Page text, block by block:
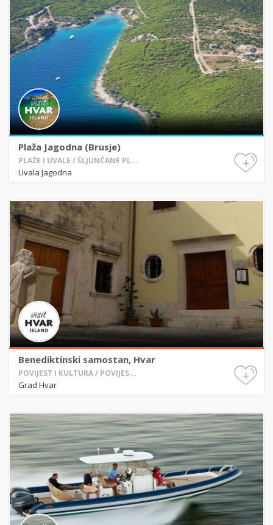
Plaža Jagodna (Brusje)
PLAŽE I UVALE / ŠLJUNČANE PL...
Uvala Jagodna
+
Benediktinski samostan, Hvar
POVIJEST I KULTURA / POVIJES...
Grad Hvar
+